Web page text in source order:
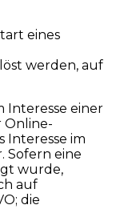
eines
werden, auf
Interesse einer
Online-
Interesse im
Sofern eine
wurde,
auf
die